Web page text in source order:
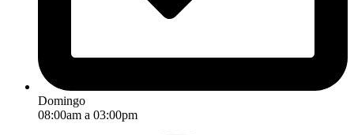
Domingo
08:00am a 03:00pm